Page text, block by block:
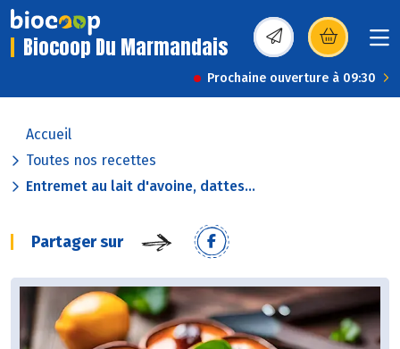
Biocoop Du Marmandais (s’ouvre dans une
Prochaine ouverture à 09:30
Accueil
Toutes nos recettes
Entremet au lait d'avoine, dattes...
Partager sur